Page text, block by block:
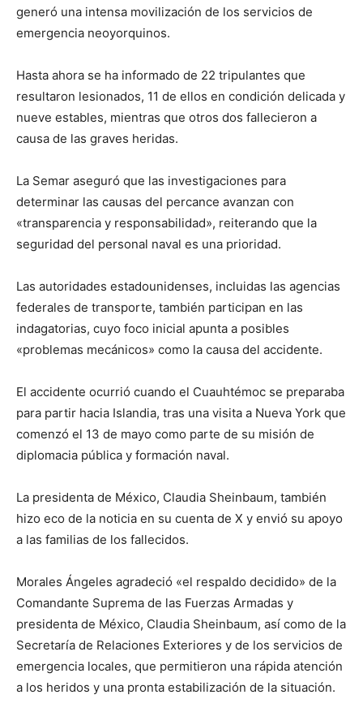
generó una intensa movilización de los servicios de
emergencia neoyorquinos.
Hasta ahora se ha informado de 22 tripulantes que
resultaron lesionados, 11 de ellos en condición delicada y
nueve estables, mientras que otros dos fallecieron a
causa de las graves heridas.
La Semar aseguró que las investigaciones para
determinar las causas del percance avanzan con
«transparencia y responsabilidad», reiterando que la
seguridad del personal naval es una prioridad.
Las autoridades estadounidenses, incluidas las agencias
federales de transporte, también participan en las
indagatorias, cuyo foco inicial apunta a posibles
«problemas mecánicos» como la causa del accidente.
El accidente ocurrió cuando el Cuauhtémoc se preparaba
para partir hacia Islandia, tras una visita a Nueva York que
comenzó el 13 de mayo como parte de su misión de
diplomacia pública y formación naval.
La presidenta de México, Claudia Sheinbaum, también
hizo eco de la noticia en su cuenta de X y envió su apoyo
a las familias de los fallecidos.
Morales Ángeles agradeció «el respaldo decidido» de la
Comandante Suprema de las Fuerzas Armadas y
presidenta de México, Claudia Sheinbaum, así como de la
Secretaría de Relaciones Exteriores y de los servicios de
emergencia locales, que permitieron una rápida atención
a los heridos y una pronta estabilización de la situación.